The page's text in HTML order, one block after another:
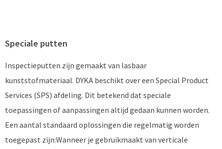
Speciale putten
Inspectieputten zijn gemaakt van lasbaar
kunststofmateriaal. DYKA beschikt over een Special Product
Services (SPS) afdeling. Dit betekend dat speciale
toepassingen of aanpassingen altijd gedaan kunnen worden.
Een aantal standaard oplossingen die regelmatig worden
toegepast zijn:Wanneer je gebruikmaakt van verticale